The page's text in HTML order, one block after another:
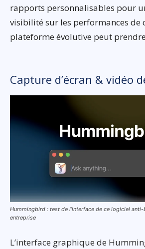
rapports personnalisables pour
visibilité sur les performances de
plateforme évolutive peut
Capture d’écran & vidéo
Hummingbird : test de l’interface de ce logiciel anti-
entreprise
L’interface graphique de